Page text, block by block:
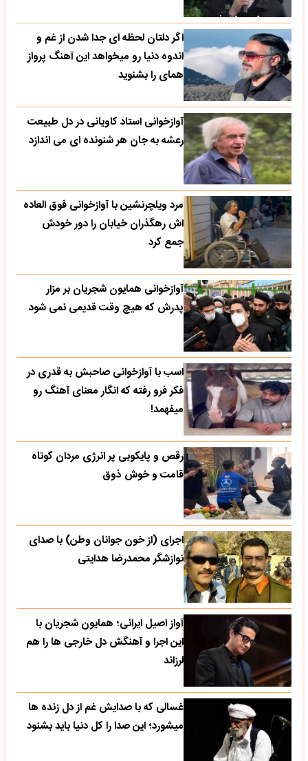
اگر دلتان لحظه ای جدا شدن از غم و
اندوه دنیا رو میخواهد این آهنگ پرواز
همای را بشنوید
آوازخوانی استاد کاویانی در دل طبیعت
رعشه به جان هر شنونده ای می اندازد
مرد ویلچرنشین با آوازخوانی فوق العاده
اش رهگذران خیابان را دور خودش
جمع کرد
آوازخوانی همایون شجریان بر مزار
پدرش که هیچ وقت قدیمی نمی شود
اسب با آوازخوانی صاحبش به قدری در
فکر فرو رفته که انگار معنای آهنگ رو
میفهمد!
رقص و پایکوبی پر انرژی مردان کوتاه
قامت و خوش ذوق
اجرای (از خون جوانان وطن) با صدای
نوازشگر محمدرضا هدایتی
آواز اصیل ایرانی؛ همایون شجریان با
این اجرا و آهنگش دل خارجی ها را هم
لرزاند
غسالی که با صدایش غم از دل زنده ها
میشورد؛ این صدا را کل دنیا باید بشنود